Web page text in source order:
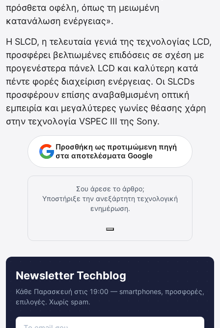
πρόσθετα οφέλη, όπως τη μειωμένη
κατανάλωση ενέργειας».
Η SLCD, η τελευταία γενιά της τεχνολογίας LCD,
προσφέρει βελτιωμένες επιδόσεις σε σχέση με
προγενέστερα πάνελ LCD και καλύτερη κατά
πέντε φορές διαχείριση ενέργειας. Οι SLCDs
προσφέρουν επίσης αναβαθμισμένη οπτική
εμπειρία και μεγαλύτερες γωνίες θέασης χάρη
στην τεχνολογία VSPEC ΙΙΙ της Sony.
Προσθήκη ως προτιμώμενη πηγή
στα αποτελέσματα Google
Σου άρεσε το άρθρο;
Υποστήριξε την ανεξάρτητη τεχνολογική
ενημέρωση.
Newsletter Techblog
Κάθε Παρασκευή στις 19:00 — smartphones, προσφορές,
επιλογές. Χωρίς spam.